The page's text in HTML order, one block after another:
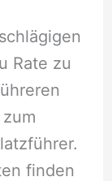
Rate zu
finden